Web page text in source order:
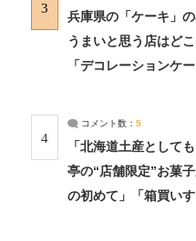
3
兵庫県の「ケーキ」
うまいと思う店はど
「デコレーションケ
4
コメント数： 5
「北海道土産として
亭の“店舗限定”お菓
の初めて」「箱買いす